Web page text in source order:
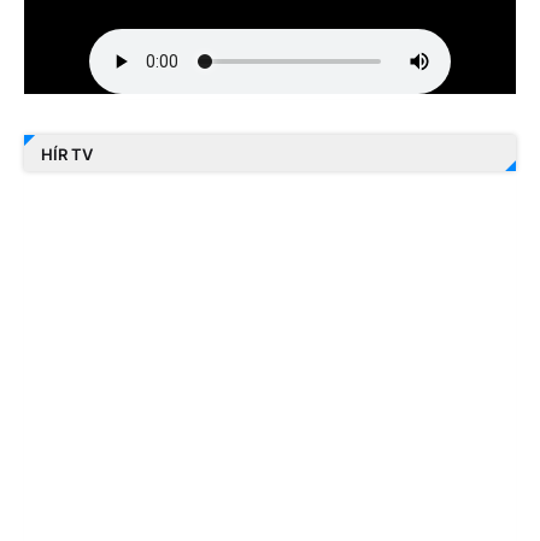
HÍR TV